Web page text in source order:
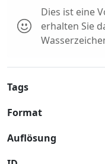
Dies ist eine
erhalten Sie
Tags
Format
Auflösung